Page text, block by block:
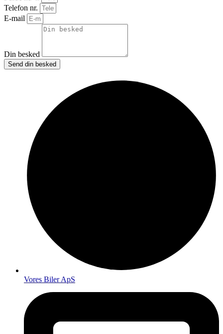
Telefon nr.
E-mail
Din besked
Send din besked
Vores Biler ApS